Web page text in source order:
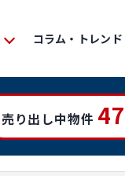
コラム・トレンド
売り出し中物件 47